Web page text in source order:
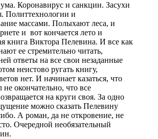
Коронавирус и санкции. Засухи
Политтехнологии и
массами. Полыхают леса, и
и вот кончается лето и
книга Виктора Пелевина. И все как
ее стремительно читать,
ответы на все свои незаданные
неистово ругать книгу,
нет. И начинает казаться, что
окончательно, что все
на круги своя. За одно
можно сказать Пелевину
А роман, да не откровение, не
Очередной необязательный